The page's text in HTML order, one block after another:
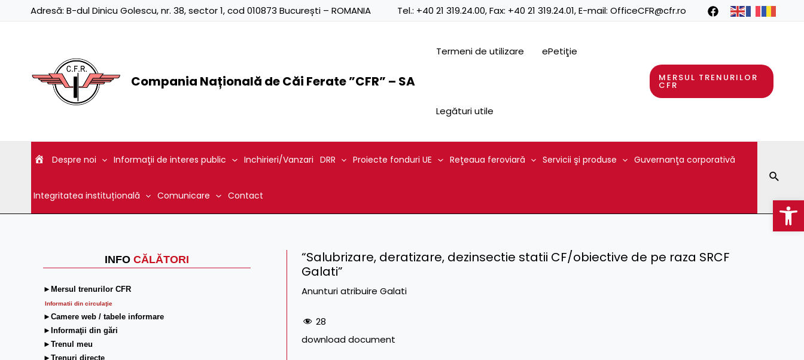
Adresă: B-dul Dinicu Golescu, nr. 38, sector 1, cod 010873 București – ROMANIA Tel.: +40 21 319.24.00, Fax: +40 21 319.24.01, E-mail: OfficeCFR@cfr.ro
Compania Națională de Căi Ferate ”CFR” – SA
Termeni de utilizare ePetiţie
Legături utile
MERSUL TRENURILOR
CFR
Despre noi Informaţii de interes public Inchirieri/Vanzari DRR Proiecte fonduri UE Reţeaua feroviară Servicii şi produse Guvernanţa corporativă
Integritatea instituțională Comunicare Contact
INFO CĂLĂTORI
►Mersul trenurilor CFR
Informatii din circulaţie
►Camere web / tabele informare
►Informaţii din gări
►Trenul meu
►Trenuri directe
“Salubrizare, deratizare, dezinsectie statii CF/obiective de pe raza SRCF
Galati”
Anunturi atribuire Galati
28
download document